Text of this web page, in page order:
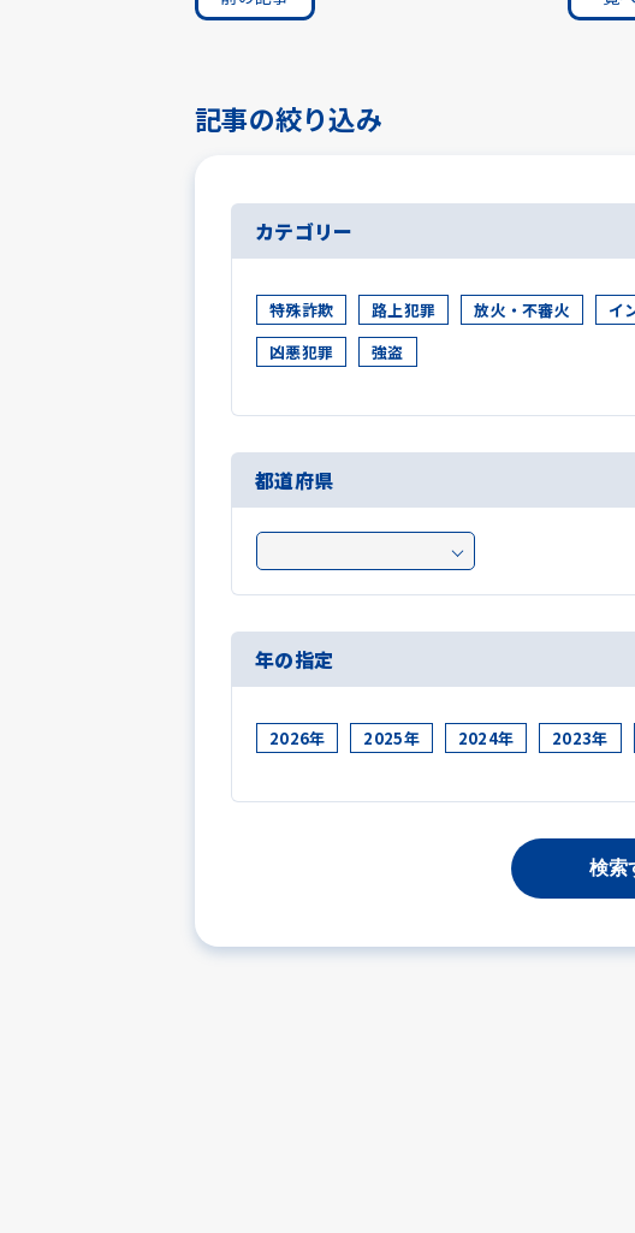
記事の絞り込み
カテゴリー
特殊詐欺 路上犯罪 放火・不審火 イ
凶悪犯罪
強盗
都道府県
年の指定
2026年 2025年 2024年 2023年